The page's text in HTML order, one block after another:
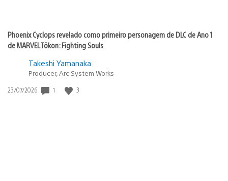
Phoenix Cyclops revelado como primeiro personagem de DLC de Ano 1
de MARVEL Tōkon: Fighting Souls
Takeshi Yamanaka
Producer, Arc System Works
Data
23/07/2026 1 3